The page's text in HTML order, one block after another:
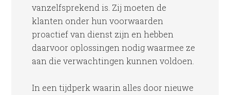
vanzelfsprekend is. Zij moeten de
klanten onder hun voorwaarden
proactief van dienst zijn en hebben
daarvoor oplossingen nodig waarmee ze
aan die verwachtingen kunnen voldoen.
In een tijdperk waarin alles door nieuwe